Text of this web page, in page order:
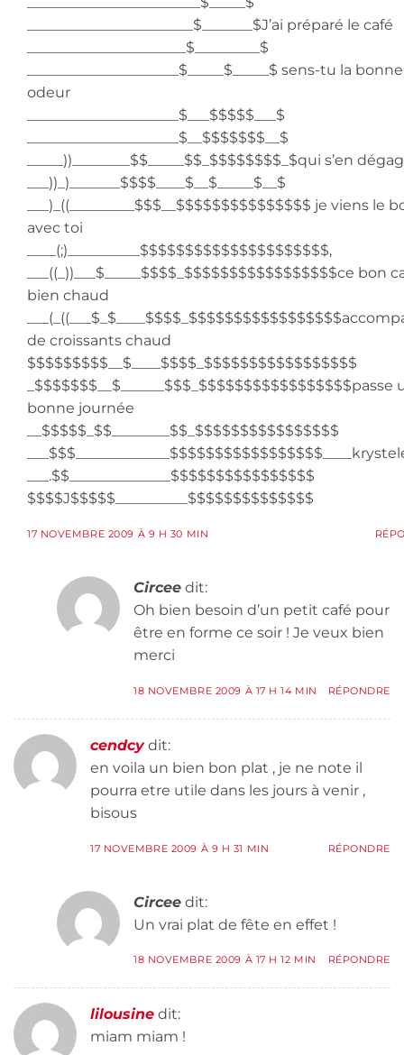
_______________________$_______$J’ai préparé le café
______________________$_________$
_____________________$_____$_____$ sens-tu la bonne
odeur
_____________________$___$$$$$___$
_____________________$__$$$$$$$__$
_____))________$$_____$$_$$$$$$$$_$qui s’en
___))_)_______$$$$____$__$_____$__$
___)_((_________$$$__$$$$$$$$$$$$$$$ je viens le
avec toi
____(;)__________$$$$$$$$$$$$$$$$$$$$$,
___((_))___$_____$$$$_$$$$$$$$$$$$$$$$$ce bon
bien chaud
de croissants chaud
$$$$$$$$$__$____$$$$_$$$$$$$$$$$$$$$$$
_$$$$$$$__$______$$$_$$$$$$$$$$$$$$$$$passe
bonne journée
__$$$$$_$$________$$_$$$$$$$$$$$$$$$$
___.$$______________$$$$$$$$$$$$$$$$
$$$$J$$$$$__________$$$$$$$$$$$$$$
17 NOVEMBRE 2009 À 9 H 30 MIN
Circee dit:
Oh bien besoin d’un petit café pour
être en forme ce soir ! Je veux bien
merci
18 NOVEMBRE 2009 À 17 H 14 MIN RÉPONDRE
cendcy dit:
en voila un bien bon plat , je ne note il
pourra etre utile dans les jours à venir ,
bisous
17 NOVEMBRE 2009 À 9 H 31 MIN RÉPONDRE
Circee dit:
Un vrai plat de fête en effet !
18 NOVEMBRE 2009 À 17 H 12 MIN RÉPONDRE
lilousine dit:
miam miam !